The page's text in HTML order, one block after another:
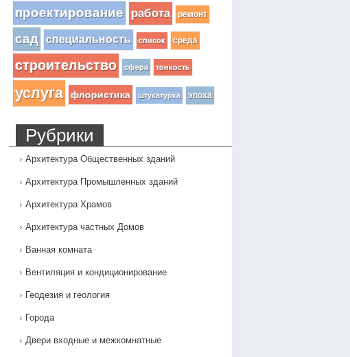
проектирование работа ремонт
сад специальность список среда
строительство сфера тонкость
услуга флористика штукатурка эпоха
Рубрики
Архитектура Общественных зданий
Архитектура Промышленных зданий
Архитектура Храмов
Архитектура частных Домов
Ванная комната
Вентиляция и кондиционирование
Геодезия и геология
Города
Двери входные и межкомнатные